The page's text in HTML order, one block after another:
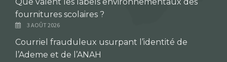
Que valent les labels environnementaux des
fournitures scolaires ?
3 AOÛT 2026
Courriel frauduleux usurpant l’identité de
l’Ademe et de l’ANAH